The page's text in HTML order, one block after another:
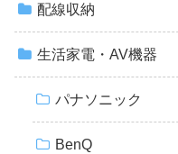
配線収納
生活家電・AV機器
パナソニック
BenQ